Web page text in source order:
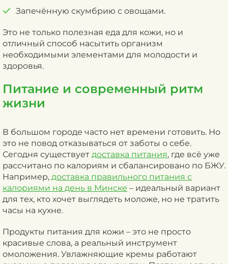
Запечённую скумбрию с овощами.
Это не только полезная еда для кожи, но и
отличный способ насытить организм
необходимыми элементами для молодости и
здоровья.
Питание и современный ритм
жизни
В большом городе часто нет времени готовить. Но
это не повод отказываться от заботы о себе.
Сегодня существует доставка питания, где всё уже
рассчитано по калориям и сбалансировано по БЖУ.
Например, доставка правильного питания с
калориями на день в Минске – идеальный вариант
для тех, кто хочет выглядеть моложе, но не тратить
часы на кухне.
Продукты питания для кожи – это не просто
красивые слова, а реальный инструмент
омоложения. Увлажняющие кремы работают